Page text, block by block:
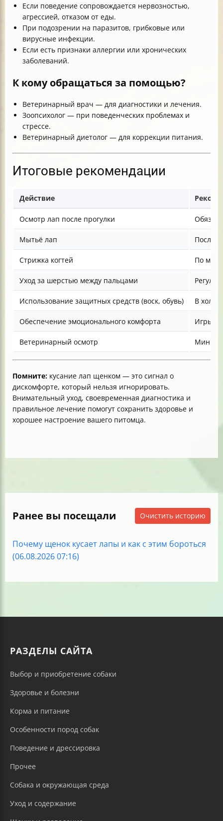
Если поведение сопровождается нервозностью,
агрессией, отказом от еды.
При подозрении на паразитов, грибковые или
вирусные инфекции.
Если есть признаки аллергии или хронических
заболеваний.
К кому обращаться за помощью?
Ветеринарный врач — для диагностики и лечения.
Зоопсихолог — при поведенческих проблемах и
стрессе.
Ветеринарный диетолог — для коррекции питания.
Итоговые рекомендации
Действие
Осмотр лап после прогулки
Мытьё лап После
Стрижка когтей По
Уход за шерстью между пальцами
Использование защитных средств (воск, обувь) В
Обеспечение эмоционального комфорта Игры,
Ветеринарный осмотр
Помните: кусание лап щенком — это сигнал о
дискомфорте, который нельзя игнорировать.
Внимательный уход, своевременная диагностика и
правильное лечение помогут сохранить здоровье и
хорошее настроение вашего питомца.
Ранее вы посещали Очистить историю
Почему щенок кусает лапы и как с этим бороться
(06.08.2026 07:16)
РАЗДЕЛЫ САЙТА
Выбор и приобретение собаки
Здоровье и болезни
Корма и питание
Особенности пород собак
Поведение и дрессировка
Прочее
Собака и окружающая среда
Уход и содержание